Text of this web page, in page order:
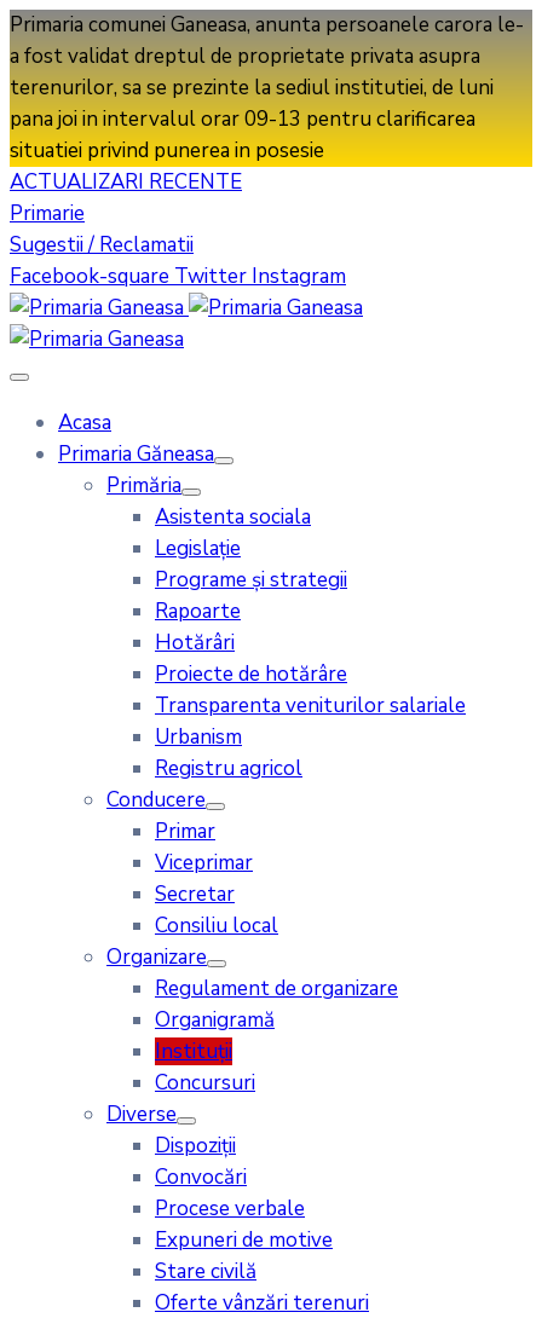
Primaria comunei Ganeasa, anunta persoanele carora le-
a fost validat dreptul de proprietate privata asupra
terenurilor, sa se prezinte la sediul institutiei, de luni
pana joi in intervalul orar 09-13 pentru clarificarea
situatiei privind punerea in posesie
ACTUALIZARI RECENTE
Primarie
Sugestii / Reclamatii
Facebook-square Twitter Instagram
Acasa
Primaria Găneasa
Primăria
Asistenta sociala
Legislație
Programe și strategii
Rapoarte
Hotărâri
Proiecte de hotărâre
Transparenta veniturilor salariale
Urbanism
Registru agricol
Conducere
Primar
Viceprimar
Secretar
Consiliu local
Organizare
Regulament de organizare
Organigramă
Instituții
Concursuri
Diverse
Dispoziții
Convocări
Procese verbale
Expuneri de motive
Stare civilă
Oferte vânzări terenuri